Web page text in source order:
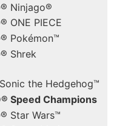
Ninjago®
ONE PIECE
Pokémon™
Shrek
the Hedgehog™
Speed Champions
Star Wars™